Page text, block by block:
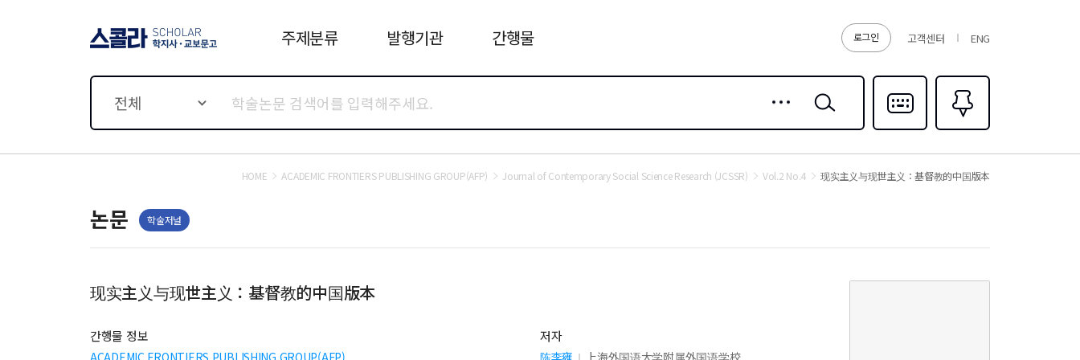
로그인 고객센터 ENG
주제분류 발행기관 간행물
전체
검색
다국어입력
즐겨찾기0
HOME ACADEMIC FRONTIERS PUBLISHING GROUP(AFP) Journal of Contemporary Social Science Research (JCSSR) Vol.2 No.4 现实主义与现世主义：基督教的中国版本
논문 학술저널
现实主义与现世主义：基督教的中国版本
간행물 정보 저자